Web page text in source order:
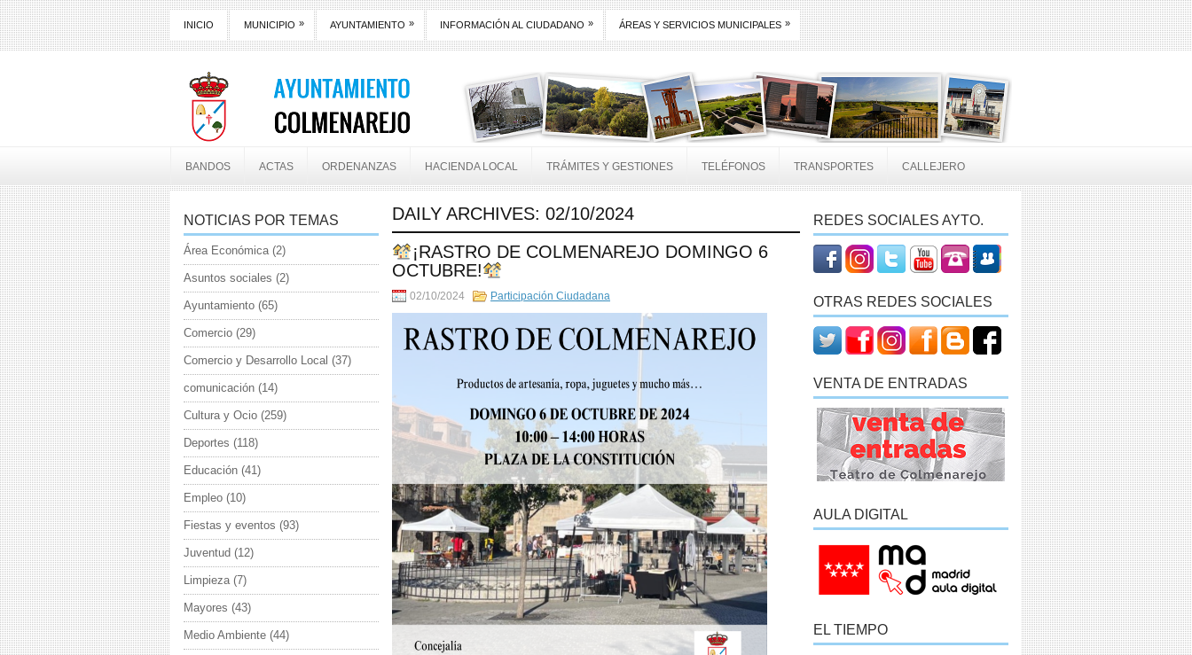
INICIO MUNICIPIO » AYUNTAMIENTO » INFORMACIÓN AL CIUDADANO » ÁREAS Y SERVICIOS MUNICIPALES »
BANDOS ACTAS ORDENANZAS HACIENDA LOCAL TRÁMITES Y GESTIONES TELÉFONOS TRANSPORTES CALLEJERO
DAILY ARCHIVES: 02/10/2024
¡RASTRO DE COLMENAREJO DOMINGO 6
OCTUBRE!
02/10/2024 Participación Ciudadana
NOTICIAS POR TEMAS
Área Económica(2)
Asuntos sociales (2)
Ayuntamiento (65)
Comercio (29)
Comercio y Desarrollo Local (37)
comunicación (14)
Cultura y Ocio (259)
Deportes (118)
Educación (41)
Empleo (10)
Fiestas y eventos (93)
Juventud (12)
Limpieza(7)
Mayores (43)
Medio Ambiente (44)
REDES SOCIALES AYTO.
OTRAS REDES SOCIALES
VENTA DE ENTRADAS
AULA DIGITAL
EL TIEMPO